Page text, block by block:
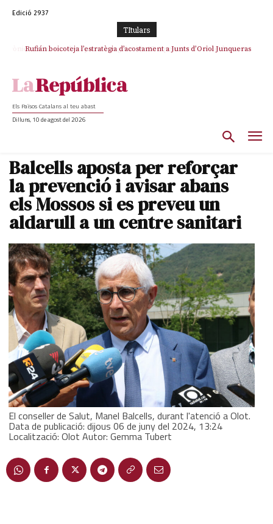
Edició 2937
TItulars
Rufián boicoteja l’estratègia d’acostament a Junts d’Oriol Junqueras
Els Països Catalans al teu abast
Dilluns, 10 de agost del 2026
Balcells aposta per reforçar
la prevenció i avisar abans
els Mossos si es preveu un
aldarull a un centre sanitari
El conseller de Salut, Manel Balcells, durant l'atenció a Olot.
Data de publicació: dijous 06 de juny del 2024, 13:24
Localització: Olot Autor: Gemma Tubert